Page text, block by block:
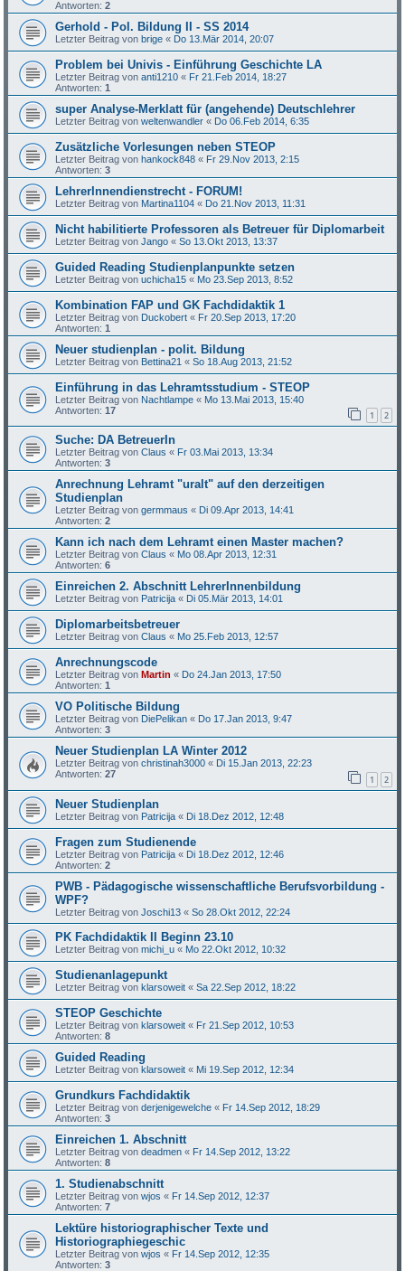
Antworten:2
Gerhold - Pol. Bildung II - SS 2014
Letzter Beitrag vonbrige « Do 13.Mär 2014, 20:07
Problem bei Univis - Einführung Geschichte LA
Letzter Beitrag vonanti1210 « Fr 21.Feb 2014, 18:27
Antworten:1
super Analyse-Merklatt für (angehende) Deutschlehrer
Letzter Beitrag vonweltenwandler « Do 06.Feb 2014, 6:35
Zusätzliche Vorlesungen neben STEOP
Letzter Beitrag vonhankock848 « Fr 29.Nov 2013, 2:15
Antworten:3
LehrerInnendienstrecht - FORUM!
Letzter Beitrag von Martina1104 « Do 21.Nov 2013, 11:31
Nicht habilitierte Professoren als Betreuer für Diplomarbeit
Letzter Beitrag vonJango «So 13.Okt 2013, 13:37
Guided Reading Studienplanpunkte setzen
Letzter Beitrag vonuchicha15 « Mo 23.Sep 2013, 8:52
Kombination FAP und GK Fachdidaktik 1
Letzter Beitrag von Duckobert « Fr 20.Sep 2013, 17:20
Antworten:1
Neuer studienplan - polit. Bildung
Letzter Beitrag von Bettina21 «So 18.Aug 2013, 21:52
Einführung in das Lehramtsstudium - STEOP
Letzter Beitrag von Nachtlampe « Mo 13.Mai 2013, 15:40
Antworten:17 1 2
Suche: DA BetreuerIn
Letzter Beitrag vonClaus « Fr 03.Mai 2013, 13:34
Antworten:3
Anrechnung Lehramt "uralt" auf den derzeitigen
Studienplan
Letzter Beitrag vongermmaus « Di 09.Apr 2013, 14:41
Antworten:2
Kann ich nach dem Lehramt einen Master machen?
Letzter Beitrag vonClaus « Mo 08.Apr 2013, 12:31
Antworten:6
Einreichen 2. Abschnitt LehrerInnenbildung
Letzter Beitrag von Patricija « Di 05.Mär 2013, 14:01
Diplomarbeitsbetreuer
Letzter Beitrag vonClaus « Mo 25.Feb 2013, 12:57
Anrechnungscode
Letzter Beitrag von Martin « Do 24.Jan 2013, 17:50
Antworten:1
VO Politische Bildung
Letzter Beitrag von DiePelikan « Do 17.Jan 2013, 9:47
Antworten:3
Neuer Studienplan LA Winter 2012
Letzter Beitrag vonchristinah3000 « Di 15.Jan 2013, 22:23
Antworten:27 1 2
Neuer Studienplan
Letzter Beitrag von Patricija « Di 18.Dez 2012, 12:48
Fragen zum Studienende
Letzter Beitrag von Patricija « Di 18.Dez 2012, 12:46
Antworten:2
PWB - Pädagogische wissenschaftliche Berufsvorbildung -
WPF?
Letzter Beitrag vonJoschi13 «So 28.Okt 2012, 22:24
PK Fachdidaktik II Beginn 23.10
Letzter Beitrag vonmichi_u « Mo 22.Okt 2012, 10:32
Studienanlagepunkt
Letzter Beitrag vonklarsoweit «Sa 22.Sep 2012, 18:22
STEOP Geschichte
Letzter Beitrag vonklarsoweit « Fr 21.Sep 2012, 10:53
Antworten:8
Guided Reading
Letzter Beitrag vonklarsoweit « Mi 19.Sep 2012, 12:34
Grundkurs Fachdidaktik
Letzter Beitrag vonderjenigewelche « Fr 14.Sep 2012, 18:29
Antworten:3
Einreichen 1. Abschnitt
Letzter Beitrag vondeadmen « Fr 14.Sep 2012, 13:22
Antworten:8
1. Studienabschnitt
Letzter Beitrag vonwjos « Fr 14.Sep 2012, 12:37
Antworten:7
Lektüre historiographischer Texte und
Historiographiegeschic
Letzter Beitrag vonwjos « Fr 14.Sep 2012, 12:35
Antworten:3